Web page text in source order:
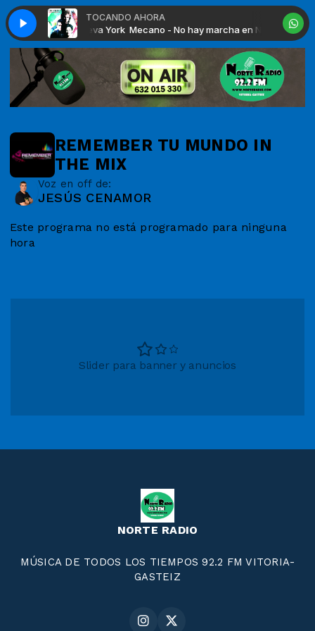
TOCANDO AHORA
hay marcha en Nueva York Mecano - No hay marcha en Nueva York
REMEMBER TU MUNDO IN
THE MIX
Voz en off de:
JESÚS CENAMOR
Este programa no está programado para ninguna
hora
Slider para banner y anuncios
NORTE RADIO
MÚSICA DE TODOS LOS TIEMPOS 92.2 FM VITORIA-
GASTEIZ